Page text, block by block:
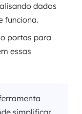
dados
funciona.
portas para
essas
simplificar